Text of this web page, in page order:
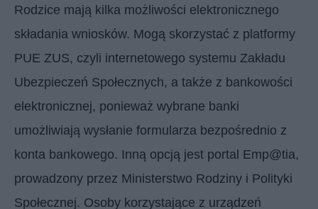
Rodzice mają kilka możliwości elektronicznego
składania wniosków. Mogą skorzystać z platformy
PUE ZUS, czyli internetowego systemu Zakładu
Ubezpieczeń Społecznych, a także z bankowości
elektronicznej, ponieważ wybrane banki
umożliwiają wysłanie formularza bezpośrednio z
konta bankowego. Inną opcją jest portal Emp@tia,
prowadzony przez Ministerstwo Rodziny i Polityki
Społecznej. Osoby korzystające z urządzeń